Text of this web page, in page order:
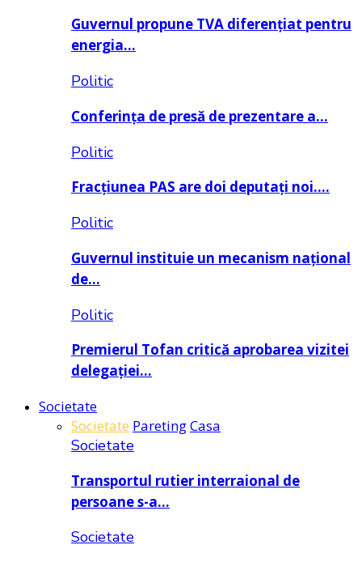
Guvernul propune TVA diferențiat pentru
energia…
Politic
Conferința de presă de prezentare a…
Politic
Fracțiunea PAS are doi deputați noi….
Politic
Guvernul instituie un mecanism național
de…
Politic
Premierul Tofan critică aprobarea vizitei
delegației…
Societate
Societate ParetingCasa
Societate
Transportul rutier interraional de
persoane s-a…
Societate